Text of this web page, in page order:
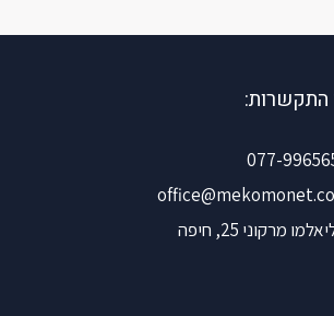
התקשרות:
077-
מרקוני 25, חיפה